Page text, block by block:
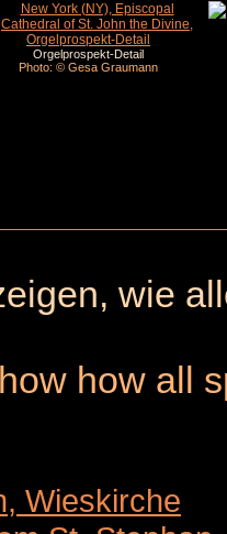
Orgelprospekt-Detail
Photo: © Gesa Graumann
wie
how all
Wieskirche